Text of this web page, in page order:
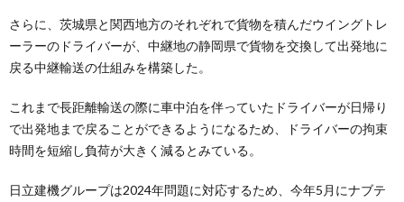
さらに、茨城県と関西地方のそれぞれで貨物を積んだウイングトレ
ーラーのドライバーが、中継地の静岡県で貨物を交換して出発地に
戻る中継輸送の仕組みを構築した。
これまで長距離輸送の際に車中泊を伴っていたドライバーが日帰り
で出発地まで戻ることができるようになるため、ドライバーの拘束
時間を短縮し負荷が大きく減るとみている。
日立建機グループは2024年問題に対応するため、今年5月にナブテ